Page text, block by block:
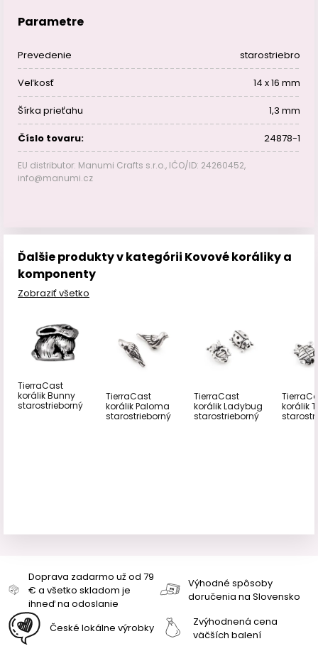
Parametre
Prevedenie starostriebro
Veľkosť 14 x 16 mm
Šírka prieťahu 1,3 mm
Číslo tovaru: 24878-1
EU distributor: Manumi Crafts s.r.o., IČO/ID: 24260452,
info@manumi.cz
Ďalšie produkty v kategórii Kovové koráliky a
komponenty
Zobraziť všetko
TierraCast
korálik Bunny
starostrieborný
TierraCast
korálik Paloma
starostrieborný
TierraCast
korálik Ladybug
starostrieborný
korálik
Doprava zadarmo už od 79
€ a všetko skladom je
ihneď na odoslanie
Výhodné spôsoby
doručenia na Slovensko
České lokálne výrobky
Zvýhodnená cena
väčších balení